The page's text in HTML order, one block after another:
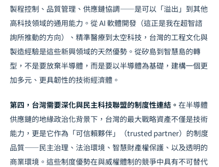
製程控制、品質管理、供應鏈協調——是可以「溢出」到其他
高科技領域的通用能力。從 AI 軟體開發（這正是我在超智諮
詢所推動的方向）、精準醫療到太空科技，台灣的工程文化與
製造經驗是這些新興領域的天然優勢。 從矽島到智慧島的轉
型 ，不是要放棄半導體，而是要以半導體為基礎，建構一個更
加多元、更具韌性的技術經濟體。
第四，台灣需要深化與民主科技聯盟的制度性連結。 在半導體
供應鏈的地緣政治化背景下，台灣的最大戰略資產不僅是技術
能力，更是它作為「可信賴夥伴」（trusted partner）的制度
品質——民主治理、法治環境、智慧財產權保護、以及透明的
商業環境。這些制度優勢在與威權體制的競爭中具有不可替代